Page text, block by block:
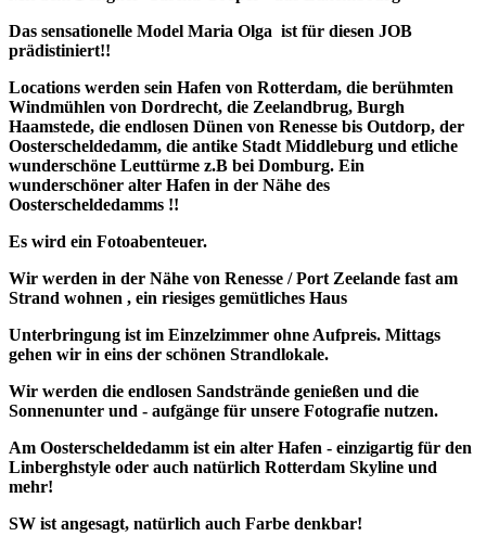
Das sensationelle Model Maria Olga ist für diesen JOB
prädistiniert!!
Locations werden sein Hafen von Rotterdam, die berühmten
Windmühlen von Dordrecht, die Zeelandbrug, Burgh
Haamstede, die endlosen Dünen von Renesse bis Outdorp, der
Oosterscheldedamm, die antike Stadt Middleburg und etliche
wunderschöne Leuttürme z.B bei Domburg. Ein
wunderschöner alter Hafen in der Nähe des
Oosterscheldedamms !!
Es wird ein Fotoabenteuer.
Wir werden in der Nähe von Renesse / Port Zeelande fast am
Strand wohnen , ein riesiges gemütliches Haus
Unterbringung ist im Einzelzimmer ohne Aufpreis. Mittags
gehen wir in eins der schönen Strandlokale.
Wir werden die endlosen Sandstrände genießen und die
Sonnenunter und - aufgänge für unsere Fotografie nutzen.
Am Oosterscheldedamm ist ein alter Hafen - einzigartig für den
Linberghstyle oder auch natürlich Rotterdam Skyline und
mehr!
SW ist angesagt, natürlich auch Farbe denkbar!